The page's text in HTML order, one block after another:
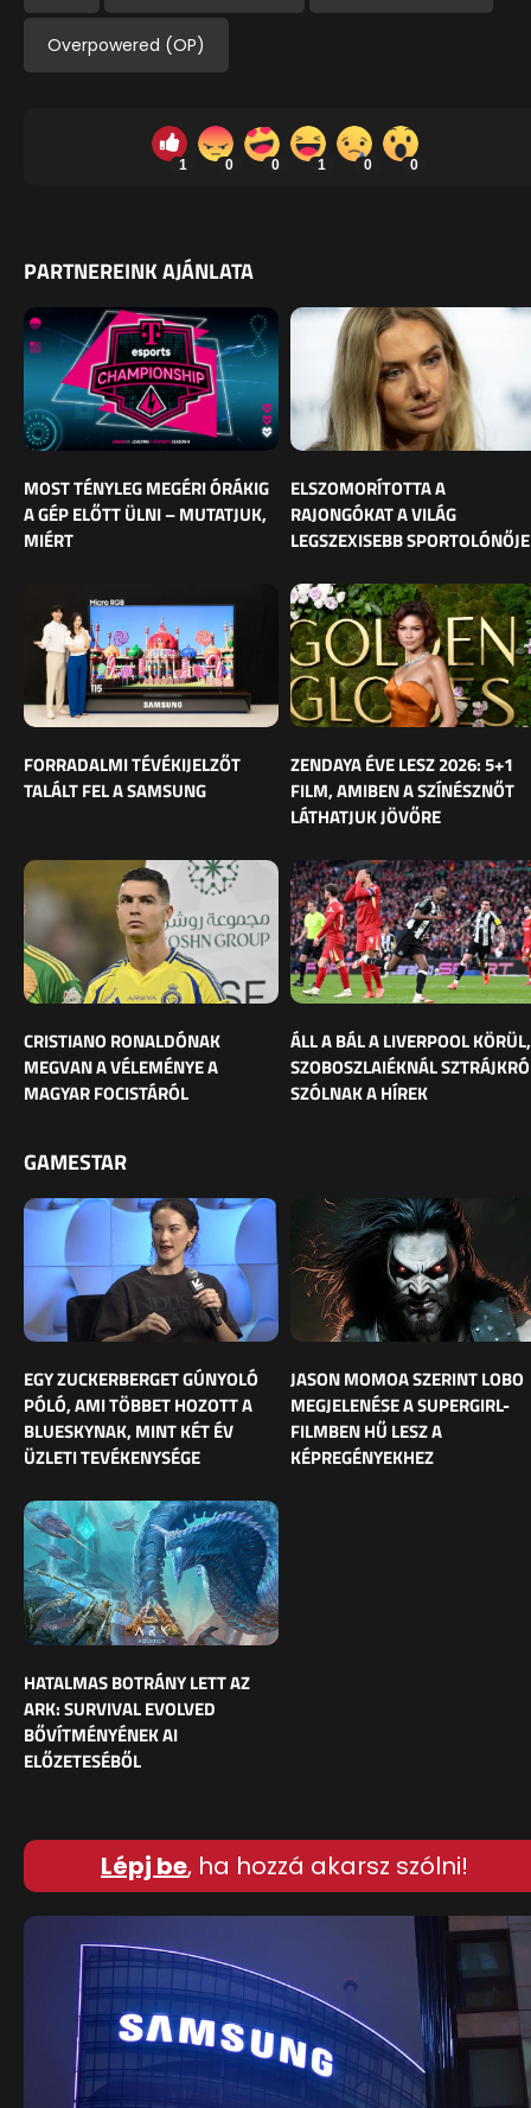
Overpowered (OP)
1 0 0 1 0 0
PARTNEREINK AJÁNLATA
MOST TÉNYLEG MEGÉRI ÓRÁKIG
A GÉP ELŐTT ÜLNI – MUTATJUK,
MIÉRT
ELSZOMORÍTOTTA A
RAJONGÓKAT A VILÁG
LEGSZEXISEBB SPORTOLÓNŐJE
FORRADALMI TÉVÉKIJELZŐT
TALÁLT FEL A SAMSUNG
ZENDAYA ÉVE LESZ 2026: 5+1
FILM, AMIBEN A SZÍNÉSZNŐT
LÁTHATJUK JÖVŐRE
CRISTIANO RONALDÓNAK
MEGVAN A VÉLEMÉNYE A
MAGYAR FOCISTÁRÓL
ÁLL A BÁL A LIVERPOOL KÖRÜL,
SZOBOSZLAIÉKNÁL
SZÓLNAK A HÍREK
GAMESTAR
EGY ZUCKERBERGET GÚNYOLÓ
PÓLÓ, AMI TÖBBET HOZOTT A
BLUESKYNAK, MINT KÉT ÉV
ÜZLETI TEVÉKENYSÉGE
JASON MOMOA SZERINT LOBO
MEGJELENÉSE A SUPERGIRL-
FILMBEN HŰ LESZ A
KÉPREGÉNYEKHEZ
HATALMAS BOTRÁNY LETT AZ
ARK: SURVIVAL EVOLVED
BŐVÍTMÉNYÉNEK AI
ELŐZETESÉBŐL
Lépj be, ha hozzá akarsz szólni!